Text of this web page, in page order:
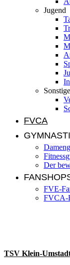
Jugend
FVCA
Der
FVE-
FVCA-
TSV Klein-